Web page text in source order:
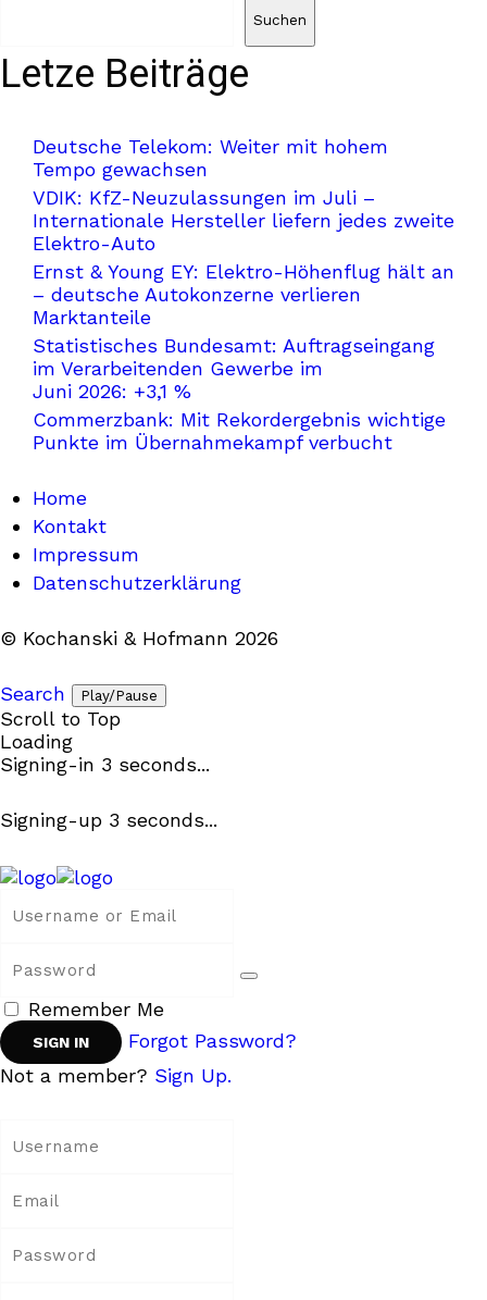
Suchen
Letze Beiträge
Deutsche Telekom: Weiter mit hohem
Tempo gewachsen
VDIK: KfZ-Neuzulassungen im Juli –
Internationale Hersteller liefern jedes zweite
Elektro-Auto
Ernst & Young EY: Elektro-Höhenflug hält an
– deutsche Autokonzerne verlieren
Marktanteile
Statistisches Bundesamt: Auftragseingang
im Verarbeitenden Gewerbe im
Juni 2026: +3,1 %
Commerzbank: Mit Rekordergebnis wichtige
Punkte im Übernahmekampf verbucht
Home
Kontakt
Impressum
Datenschutzerklärung
© Kochanski & Hofmann 2026
Search Play/Pause
Scroll to Top
Loading
Signing-in 3 seconds...
Signing-up 3 seconds...
Remember Me
Forgot Password?
Not a member? Sign Up.